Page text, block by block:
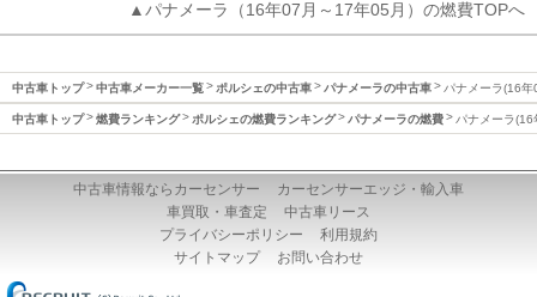
▲パナメーラ（16年07月～17年05月）の燃費TOPへ
中古車トップ 中古車メーカー一覧 ポルシェの中古車 パナメーラの中古車 パナメーラ(16
中古車トップ 燃費ランキング ポルシェの燃費ランキング パナメーラの燃費 パナメーラ
中古車情報ならカーセンサー
カーセンサーエッジ・輸入車
車買取・車査定
中古車リース
プライバシーポリシー
利用規約
サイトマップ
お問い合わせ